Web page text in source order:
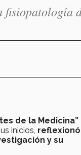
fisiopatología
de la Medicina”
inicios, reflexionó
y su